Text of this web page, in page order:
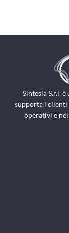
Sintesia S.r.l.
supporta i clienti
operativi e